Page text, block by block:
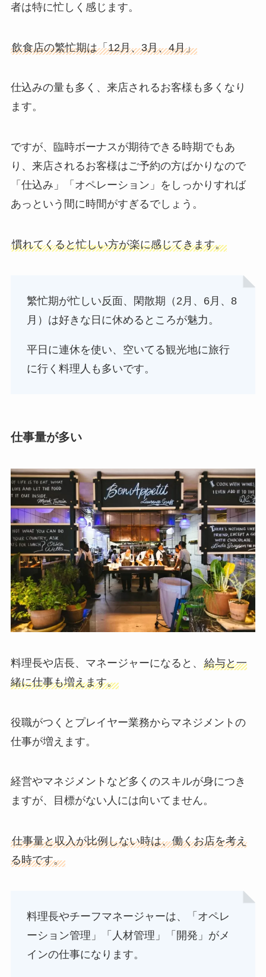
者は特に忙しく感じます。
飲食店の繁忙期は「12月、3月、4月」
仕込みの量も多く、来店されるお客様も多くなり
ます。
ですが、臨時ボーナスが期待できる時期でもあ
り、来店されるお客様はご予約の方ばかりなので
「仕込み」「オペレーション」をしっかりすれば
あっという間に時間がすぎるでしょう。
慣れてくると忙しい方が楽に感じてきます。
繁忙期が忙しい反面、閑散期（2月、6月、8
月）は好きな日に休めるところが魅力。
平日に連休を使い、空いてる観光地に旅行
に行く料理人も多いです。
仕事量が多い
料理長や店長、マネージャーになると、 給与と一
緒に仕事も増えます。
役職がつくとプレイヤー業務からマネジメントの
仕事が増えます。
経営やマネジメントなど多くのスキルが身につき
ますが、目標がない人には向いてません。
仕事量と収入が比例しない時は、働くお店を考え
る時です。
料理長やチーフマネージャーは、「オペレ
ーション管理」「人材管理」「開発」がメ
インの仕事になります。